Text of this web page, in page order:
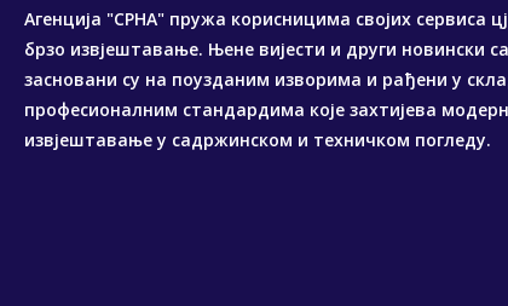
Агенција "СРНА" пружа корисницима својих сервиса
брзо извјештавање. Њене вијести и други новински
засновани су на поузданим изворима и рађени у
професионалним стандардима које захтијева
извјештавање у садржинском и техничком погледу.